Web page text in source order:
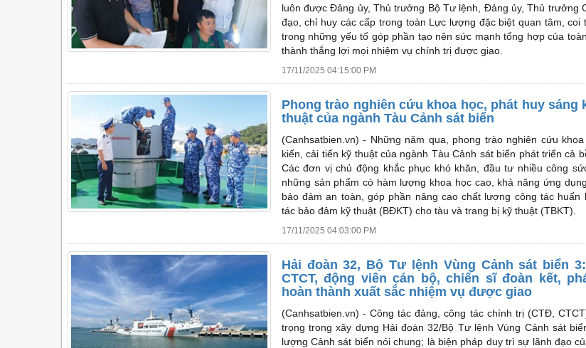
luôn được Đảng ủy, Thủ trưởng Bộ Tư lệnh, Đảng ủy, Thủ trưởng
đạo, chỉ huy các cấp trong toàn Lực lượng đặc biệt quan tâm, coi
trong những yếu tố góp phần tạo nên sức mạnh tổng hợp của
thành thắng lợi mọi nhiệm vụ chính trị được giao.
17/11/2025 04:15:00 PM
Phong trào nghiên cứu khoa học, phát huy sáng
thuật của ngành Tàu Cảnh sát biển
(Canhsatbien.vn) - Những năm qua, phong trào nghiên cứu
kiến, cải tiến kỹ thuật của ngành Tàu Cảnh sát biển phát triển cả
Các đơn vị chủ động khắc phục khó khăn, đầu tư nhiều công
những sản phẩm có hàm lượng khoa học cao, khả năng ứng
bảo đảm an toàn, góp phần nâng cao chất lượng công tác huấn
tác bảo đảm kỹ thuật (BĐKT) cho tàu và trang bị kỹ thuật (TBKT).
17/11/2025 04:03:00 PM
Hải đoàn 32, Bộ Tư lệnh Vùng Cảnh sát biển
CTCT, động viên cán bộ, chiến sĩ đoàn kết,
hoàn thành xuất sắc nhiệm vụ được giao
(Canhsatbien.vn) -Công tác đảng, công tác chính trị (CTĐ,
trọng trong xây dựng Hải đoàn 32/Bộ Tư lệnh Vùng Cảnh sát
lượng Cảnh sát biển nói chung; là biện pháp duy trì sự lãnh đạo